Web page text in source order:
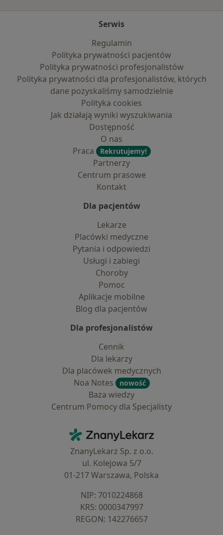
Serwis
Regulamin
Polityka prywatności pacjentów
Polityka prywatności profesjonalistów
Polityka prywatności dla profesjonalistów, których
dane pozyskaliśmy samodzielnie
Polityka cookies
Jak działają wyniki wyszukiwania
Dostępność
O nas
Praca
Rekrutujemy!
Partnerzy
Centrum prasowe
Kontakt
Dla pacjentów
Lekarze
Placówki medyczne
Pytania i odpowiedzi
Usługi i zabiegi
Choroby
Pomoc
Aplikacje mobilne
Blog dla pacjentów
Dla profesjonalistów
Cennik
Dla lekarzy
Dla placówek medycznych
Noa Notes
nowość
Baza wiedzy
Centrum Pomocy dla Specjalisty
ZnanyLekarz - Strona główna
ZnanyLekarz Sp. z o.o.
ul. Kolejowa 5/7
01-217 Warszawa, Polska
NIP: ⁠7010224868
KRS: ⁠0000347997
REGON: ⁠142276657